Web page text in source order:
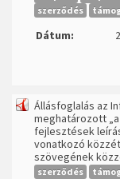
szerződés
Dátum:
Állásfoglalás az
meghatározott
fejlesztések
vonatkozó
szövegének
szerződés